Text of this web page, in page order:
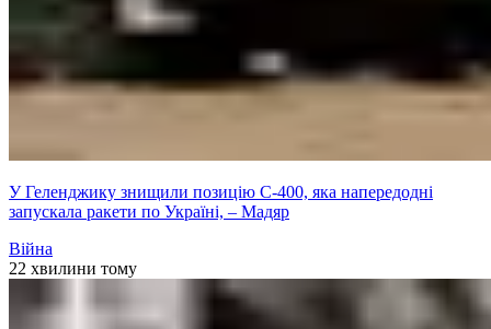
У Геленджику знищили позицію С-400, яка напередодні
запускала ракети по Україні, – Мадяр
Війна
22 хвилини тому